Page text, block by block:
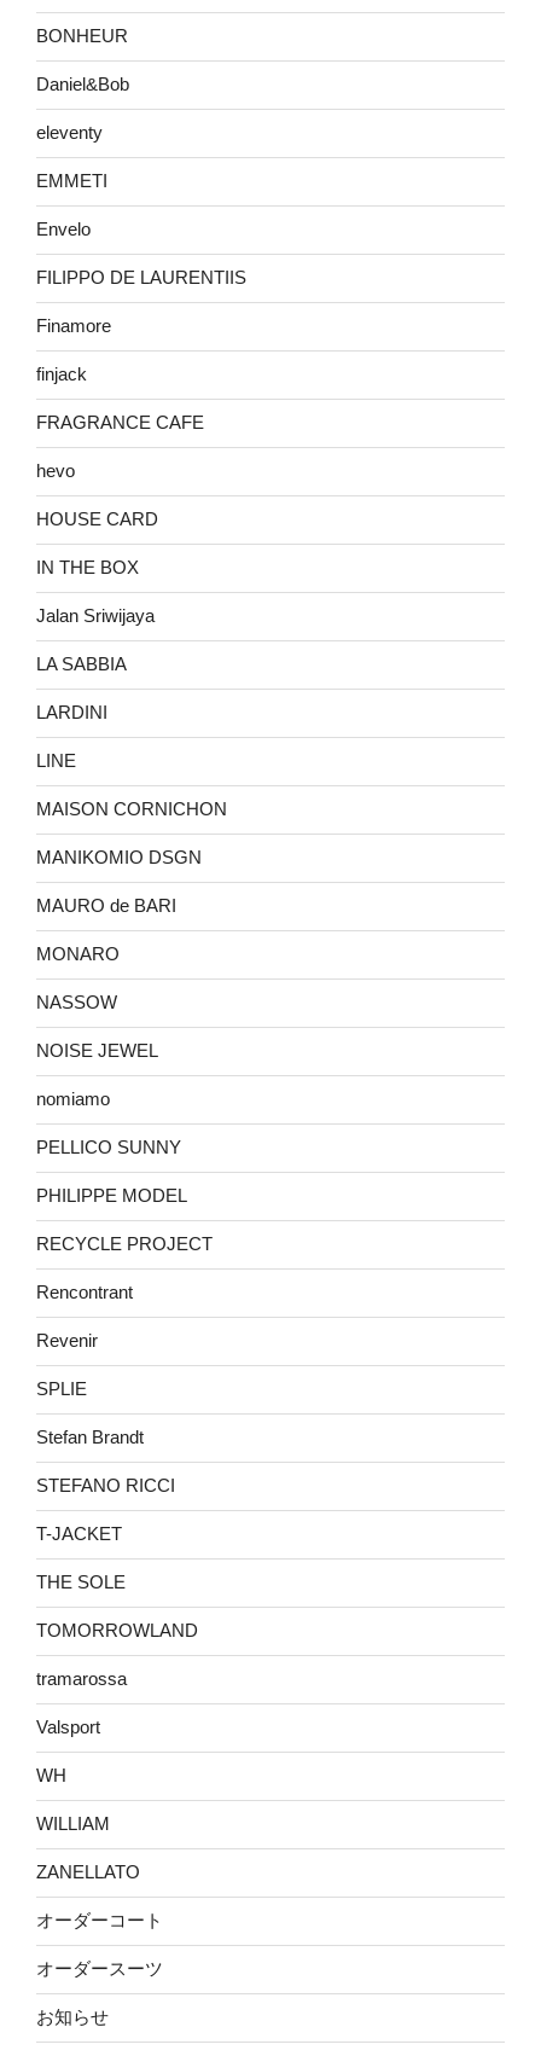
BONHEUR
Daniel&Bob
eleventy
EMMETI
Envelo
FILIPPO DE LAURENTIIS
Finamore
finjack
FRAGRANCE CAFE
hevo
HOUSE CARD
IN THE BOX
Jalan Sriwijaya
LA SABBIA
LARDINI
LINE
MAISON CORNICHON
MANIKOMIO DSGN
MAURO de BARI
MONARO
NASSOW
NOISE JEWEL
nomiamo
PELLICO SUNNY
PHILIPPE MODEL
RECYCLE PROJECT
Rencontrant
Revenir
SPLIE
Stefan Brandt
STEFANO RICCI
T-JACKET
THE SOLE
TOMORROWLAND
tramarossa
Valsport
WH
WILLIAM
ZANELLATO
オーダーコート
オーダースーツ
お知らせ